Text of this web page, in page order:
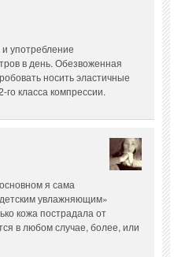
употребление
в день. Обезвоженная
носить эластичные
класса компрессии.
я сама
увлажняющим»
кожа пострадала от
в любом случае, более, или